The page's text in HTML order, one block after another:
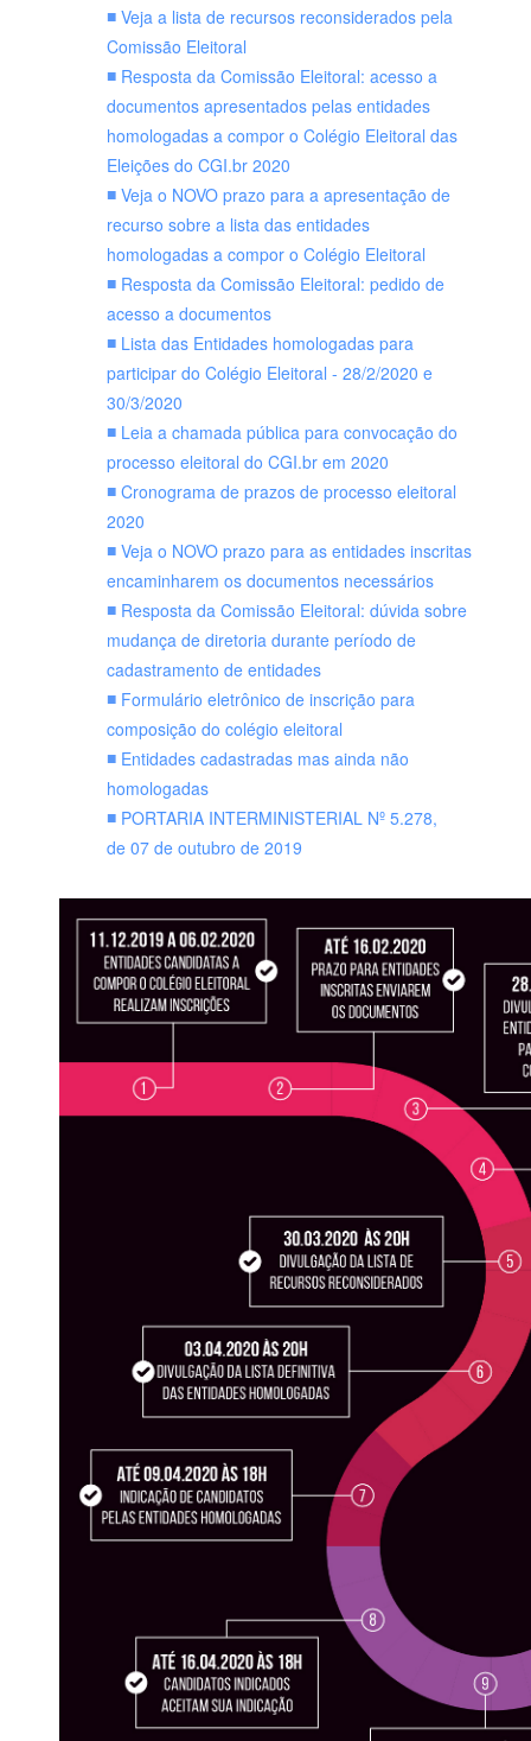
Veja a lista de recursos reconsiderados pela
Comissão Eleitoral
Resposta da Comissão Eleitoral: acesso a
documentos apresentados pelas entidades
homologadas a compor o Colégio Eleitoral das
Eleições do CGI.br 2020
Veja o NOVO prazo para a apresentação de
recurso sobre a lista das entidades
homologadas a compor o Colégio Eleitoral
Resposta da Comissão Eleitoral: pedido de
acesso a documentos
Lista das Entidades homologadas para
participar do Colégio Eleitoral - 28/2/2020 e
30/3/2020
Leia a chamada pública para convocação do
processo eleitoral do CGI.br em 2020
Cronograma de prazos de processo eleitoral
2020
Veja o NOVO prazo para as entidades inscritas
encaminharem os documentos necessários
Resposta da Comissão Eleitoral: dúvida sobre
mudança de diretoria durante período de
cadastramento de entidades
Formulário eletrônico de inscrição para
composição do colégio eleitoral
Entidades cadastradas mas ainda não
homologadas
PORTARIA INTERMINISTERIAL Nº 5.278,
de 07 de outubro de 2019